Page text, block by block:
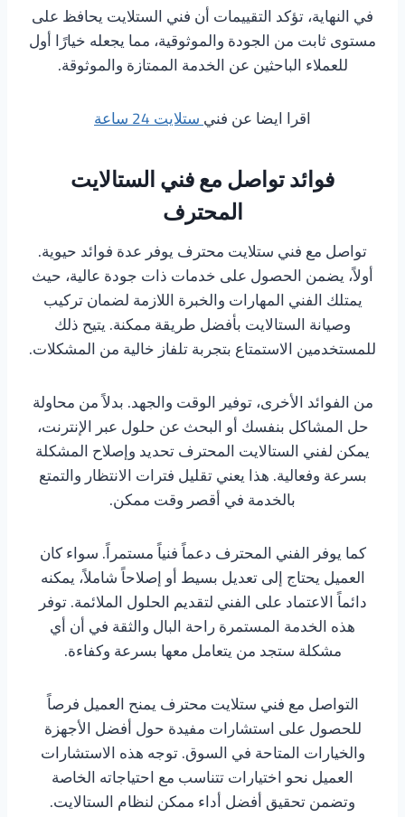
في النهاية، تؤكد التقييمات أن فني الستلايت يحافظ على
مستوى ثابت من الجودة والموثوقية، مما يجعله خيارًا أول
للعملاء الباحثين عن الخدمة الممتازة والموثوقة.
اقرا ايضا عن فنيستلايت 24 ساعة
فوائد تواصل مع فني الستالايت
المحترف
تواصل مع فني ستلايت محترف يوفر عدة فوائد حيوية.
أولاً، يضمن الحصول على خدمات ذات جودة عالية، حيث
يمتلك الفني المهارات والخبرة اللازمة لضمان تركيب
وصيانة الستالايت بأفضل طريقة ممكنة. يتيح ذلك
للمستخدمين الاستمتاع بتجربة تلفاز خالية من المشكلات.
من الفوائد الأخرى، توفير الوقت والجهد. بدلاً من محاولة
حل المشاكل بنفسك أو البحث عن حلول عبر الإنترنت،
يمكن لفني الستالايت المحترف تحديد وإصلاح المشكلة
بسرعة وفعالية. هذا يعني تقليل فترات الانتظار والتمتع
بالخدمة في أقصر وقت ممكن.
كما يوفر الفني المحترف دعماً فنياً مستمراً. سواء كان
العميل يحتاج إلى تعديل بسيط أو إصلاحاً شاملاً، يمكنه
دائماً الاعتماد على الفني لتقديم الحلول الملائمة. توفر
هذه الخدمة المستمرة راحة البال والثقة في أن أي
مشكلة ستجد من يتعامل معها بسرعة وكفاءة.
التواصل مع فني ستلايت محترف يمنح العميل فرصاً
للحصول على استشارات مفيدة حول أفضل الأجهزة
والخيارات المتاحة في السوق. توجه هذه الاستشارات
العميل نحو اختيارات تتناسب مع احتياجاته الخاصة
وتضمن تحقيق أفضل أداء ممكن لنظام الستالايت.